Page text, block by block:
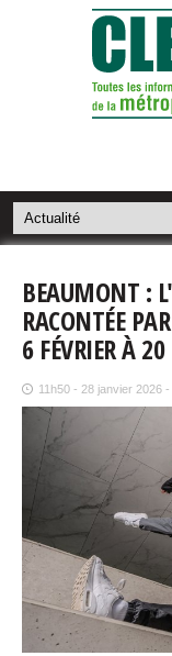
BEAUMONT :
RACONTÉE
6 FÉVRIER À
11h50 - 28 janvier 2026